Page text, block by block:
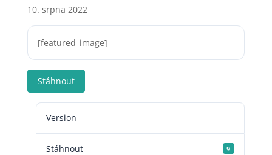
10. srpna 2022
[featured_image]
Stáhnout
Version
Stáhnout 9